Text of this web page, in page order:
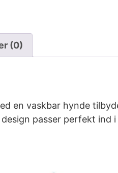
(0)
en vaskbar hynde
passer perfekt